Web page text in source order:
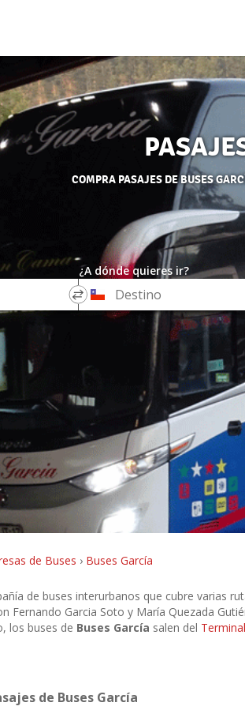
COMPRA PASAJES DE BUSES
¿A dónde quieres ir?
*
Destino
de Buses Buses García
de buses interurbanos que cubre varias
Fernando Garcia Soto y María Quezada
los buses de Buses García salen del
de Buses García